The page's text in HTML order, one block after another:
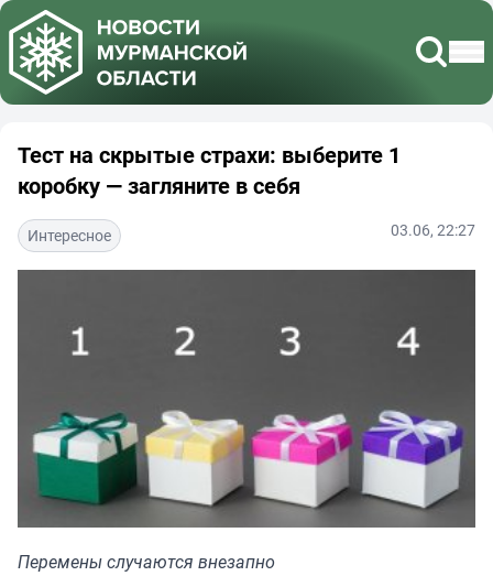
Тест на скрытые страхи: выберите 1
коробку — загляните в себя
Интересное 03.06, 22:27
Перемены случаются внезапно